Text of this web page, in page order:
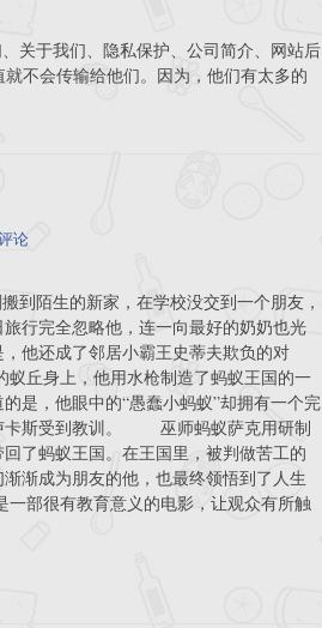
关于我们、隐私保护、公司简介、网站后
不会传输给他们。因为，他们有太多的
论
到陌生的新家，在学校没交到一个朋友，
行完全忽略他，连一向最好的奶奶也光
他还成了邻居小霸王史蒂夫欺负的对
丘身上，他用水枪制造了蚂蚁王国的一
是，他眼中的“愚蠢小蚂蚁”却拥有一个完
卡斯受到教训。 巫师蚂蚁萨克用研制
了蚂蚁王国。在王国里，被判做苦工的
渐成为朋友的他，也最终领悟到了人生
部很有教育意义的电影，让观众有所触